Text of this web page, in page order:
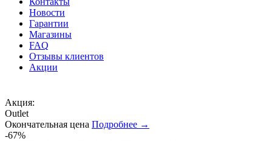
Новости
Гарантии
Магазины
FAQ
Отзывы клиентов
Акции
Акция:
Outlet
Окончательная цена Подробнее →
-67%